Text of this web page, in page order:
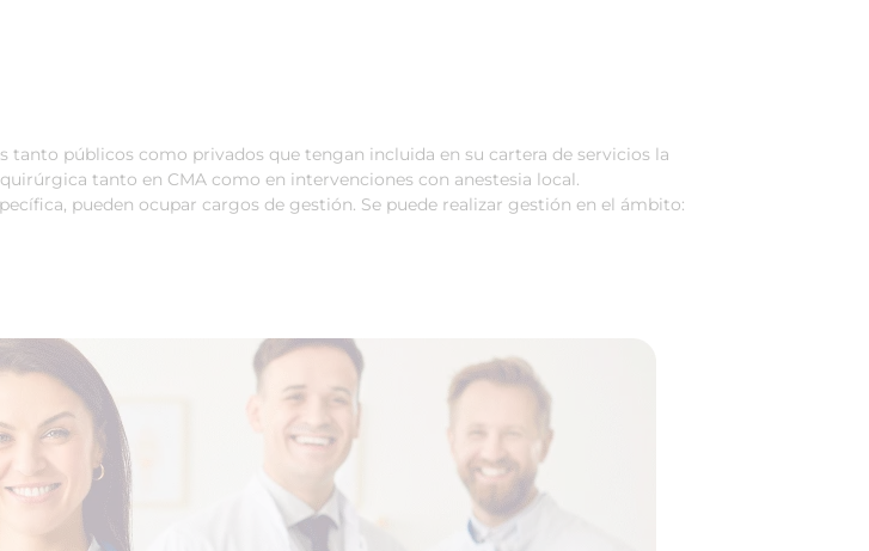
públicos como privados que tengan incluida en su cartera de servicios la
tanto en CMA como en intervenciones con anestesia local.
pueden ocupar cargos de gestión. Se puede realizar gestión en el ámbito: